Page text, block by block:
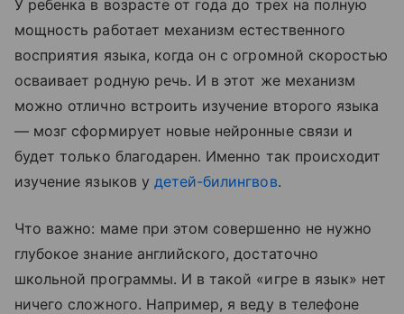
У ребенка в возрасте от года до трех на полную
мощность работает механизм естественного
восприятия языка, когда он с огромной скоростью
осваивает родную речь. И в этот же механизм
можно отлично встроить изучение второго языка
— мозг сформирует новые нейронные связи и
будет только благодарен. Именно так происходит
изучение языков у детей-билингвов.
Что важно: маме при этом совершенно не нужно
глубокое знание английского, достаточно
школьной программы. И в такой «игре в язык» нет
ничего сложного. Например, я веду в телефоне